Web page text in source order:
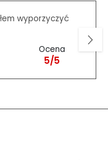
wyporzyczyć
Ocena
5/5